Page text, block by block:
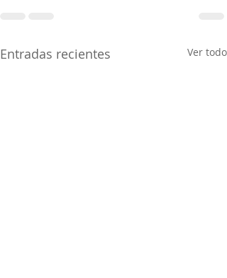
Entradas recientes Ver todo